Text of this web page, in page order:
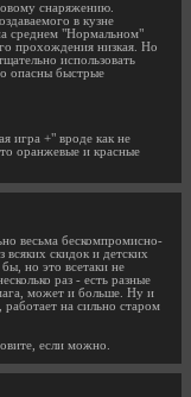
снаряжению.
в кузне
среднем "Нормальном"
прохождения низкая. Но
использовать
опасны быстрые
игра +" вроде как не
оранжевые и красные
весьма бескомпромисно-
скидок и детских
но это всетаки не
раз - есть разные
может и больше. Ну и
на сильно старом
если можно.